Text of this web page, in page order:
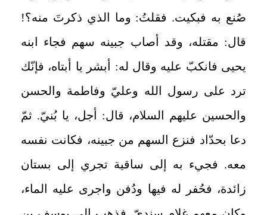
صُنع به فبكيت. فقلتُ: وما الذي ذكرتَ منه؟!
قال: مقتله، وقد أصاب جبينه سهم فجاء ابنه
يحيى فانكبّ عليه وقال له: أبشر يا أبتاه، فإنّك
ترد على رسول الله وعليّ وفاطمة والحسن
والحسين عليهم السلام، قال: أجل، يا بُنيّ. ثمّ
دعا بحدّاد فنزع السهم من جبينه، فكانت نفسه
معه. فجي‏ء به إلى ساقية تجري إلى بستان
زائدة، فحُفر له فيها ودُفن واجرى عليه الماء،